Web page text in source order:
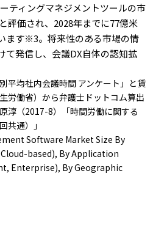
ティングマネジメントツールの市
評価され、2028年までに77億米
ます※3。将来性のある市場の情
て発信し、会議DX自体の認知拡
平均社内会議時間 アンケート」と賃
労働省）から弁護士ドットコム算出
淳（2017-8）「時間労働に関する
共通）」
Software Market Size By
based), By Application
Enterprise), By Geographic